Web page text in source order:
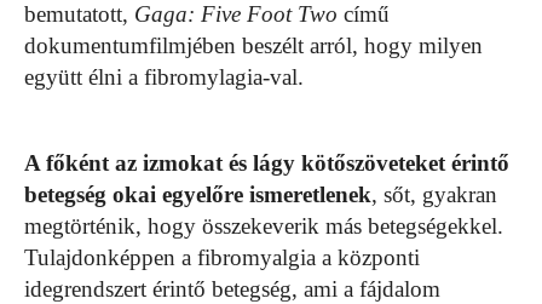
bemutatott, Gaga: Five Foot Two című
dokumentumfilmjében beszélt arról, hogy milyen
együtt élni a fibromylagia-val.
A főként az izmokat és lágy kötőszöveteket érintő
betegség okai egyelőre ismeretlenek, sőt, gyakran
megtörténik, hogy összekeverik más betegségekkel.
Tulajdonképpen a fibromyalgia a központi
idegrendszert érintő betegség, ami a fájdalom